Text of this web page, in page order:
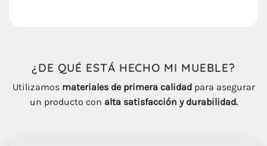
¿DE QUÉ ESTÁ HECHO MI MUEBLE?
Utilizamos materiales de primera calidadpara asegurar
un producto con alta satisfacción y durabilidad.